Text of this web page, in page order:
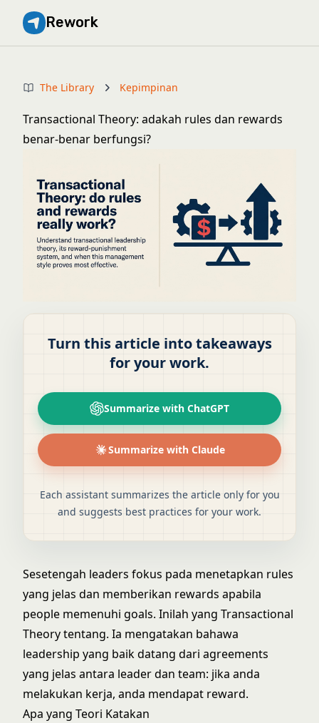
Rework
The Library Kepimpinan
Transactional Theory: adakah rules dan rewards
benar-benar berfungsi?
Turn this article into takeaways
for your work.
Summarize with ChatGPT
Summarize with Claude
Each assistant summarizes the article only for you
and suggests best practices for your work.
Sesetengah leaders fokus pada menetapkan rules
yang jelas dan memberikan rewards apabila
people memenuhi goals. Inilah yang Transactional
Theory tentang. Ia mengatakan bahawa
leadership yang baikdatang dari agreements
yang jelas antara leader dan team: jika anda
melakukan kerja, anda mendapat reward.
Apa yang Teori Katakan